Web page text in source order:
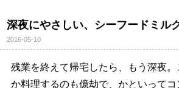
深夜にやさしい、シーフードミル
2016-05-10
残業を終えて帰宅したら、もう深夜
か料理するのも億劫で、かといって